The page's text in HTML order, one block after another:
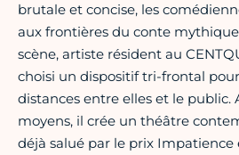
brutale et concise, les
aux frontières du conte
scène, artiste résident au
choisi un dispositif tri-frontal
distances entre elles et le
moyens, il crée un théâtre
déjà salué par le prix Impatience